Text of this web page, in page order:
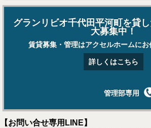
グランリビオ千代田平河町を貸し
大募集中！
賃貸募集・管理はアクセルホームにお
詳しくはこちら
管理部専用
【お問い合せ専用LINE】